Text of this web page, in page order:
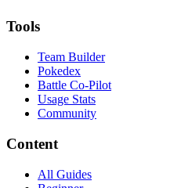
Tools
Team Builder
Pokedex
Battle Co-Pilot
Usage Stats
Community
Content
All Guides